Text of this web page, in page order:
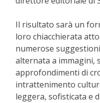
Il risultato sarà un
loro chiacchierata
numerose suggestioni
alternata a immagini,
approfondimenti di
intrattenimento
leggera, sofisticata e